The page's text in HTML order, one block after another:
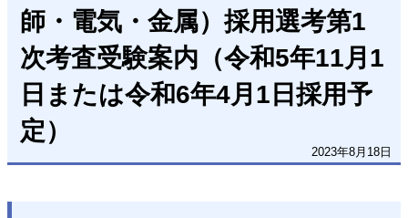
師・電気・金属）採用選考第1
次考査受験案内（令和5年11月1
日または令和6年4月1日採用予
定）
2023年8月18日